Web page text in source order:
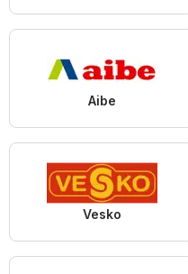
Aibe
Vesko